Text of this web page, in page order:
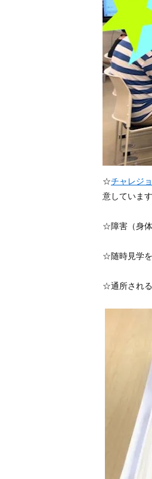
☆チャレジ
意しています
☆障害（身体
☆随時見学を
☆通所される